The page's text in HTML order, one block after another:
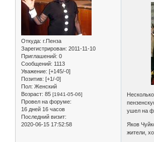
Откуда: г.Пенза
Зарегистрирован: 2011-11-10
Приглашений: 0
Сообщений: 1113
Уважение: [+145/-0]
Позитив: [+1/-0]
Пол: Женский
Возраст: 85 [1941-05-06]
Провел на форуме:
16 дней 16 часов
Последний визит:
2020-06-15 17:52:58
ушел на
Яков
жители,